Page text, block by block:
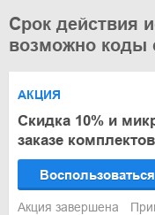
Срок действия
возможно коды
АКЦИЯ
Скидка 10% и
заказе
Воспользоваться
Акция завершена